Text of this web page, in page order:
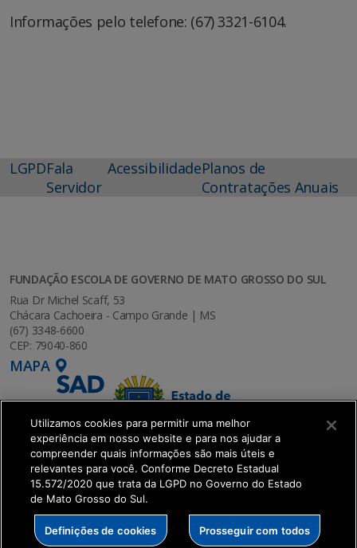
Informações pelo telefone: (67) 3321-6104.
LGPDFala
Servidor
AcessibilidadePlanos de
Contratações Anuais
FUNDAÇÃO ESCOLA DE GOVERNO DE MATO GROSSO DO SUL
Rua Dr Michel Scaff, 53
Chácara Cachoeira - Campo Grande | MS
(67) 3348-6600
CEP: 79040-860
MAPA
SETDIG | Secretaria-Executiva de Transformação
Digital
Utilizamos cookies para permitir uma melhor
experiência em nosso website e para nos ajudar a
compreender quais informações são mais úteis e
relevantes para você. Conforme Decreto Estadual
15.572/2020 que trata da LGPD no Governo do Estado
de Mato Grosso do Sul.
Definições de cookies Prosseguir com todos